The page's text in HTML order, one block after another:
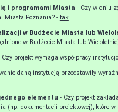
i programami Miasta - Czy w dniu
Miasta Poznania? - tak
w Budżecie Miasta lub
w Budżecie Miasta lub
Czy projekt wymaga współpracy
daną instytucją przedstawiły
elementu - Czy projekt
(np. dokumentacji projektowej), które w